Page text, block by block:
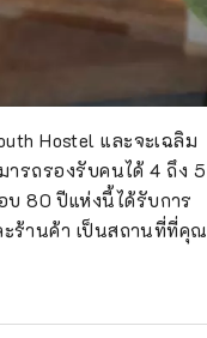
Hostel และจะเฉลิม
รถรองรับคนได้ 4 ถึง 5
80 ปีแห่งนี้ได้รับการ
ร้านค้า เป็นสถานที่ที่คุณ